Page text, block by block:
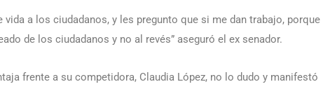
vida a los ciudadanos, y les pregunto que si me dan trabajo, porque
de los ciudadanos y no al revés” aseguró el ex senador.
frente a su competidora, Claudia López, no lo dudo y manifestó